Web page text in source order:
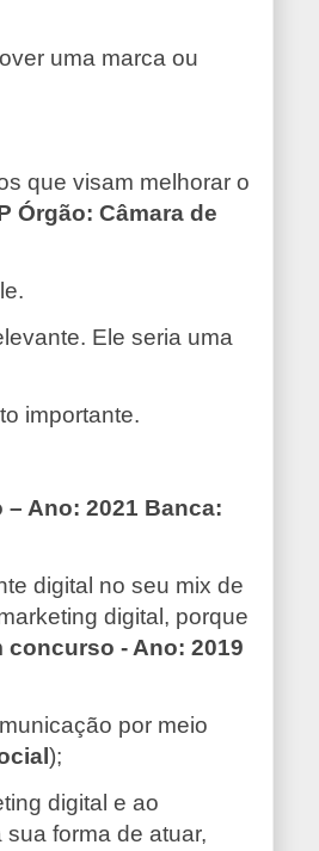
uma marca ou
que visam melhorar o
Órgão: Câmara de
Ele seria uma
importante.
– Ano: 2021 Banca:
digital no seu mix de
digital, porque
concurso -Ano: 2019
por meio
);
digital e ao
forma de atuar,